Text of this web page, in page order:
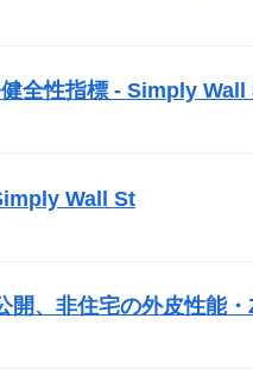
全性指標 - Simply Wall
Wall St
開、非住宅の外皮性能